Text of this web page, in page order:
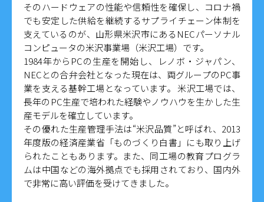
そのハードウェアの性能や信頼性を確保し、コロナ禍
でも安定した供給を継続するサプライチェーン体制を
支えているのが、山形県米沢市にあるNECパーソナル
コンピュータの米沢事業場（米沢工場）です。
1984年からPCの生産を開始し、レノボ・ジャパン、
NECとの合弁会社となった現在は、両グループのPC事
業を支える基幹工場となっています。 米沢工場では、
長年のPC生産で培われた経験やノウハウを生かした生
産モデルを確立しています。
その優れた生産管理手法は“米沢品質”と呼ばれ、2013
年度版の経済産業省「ものづくり白書」にも取り上げ
られたこともあります。また、同工場の教育プログラ
ムは中国などの海外拠点でも採用されており、国内外
で非常に高い評価を受けてきました。